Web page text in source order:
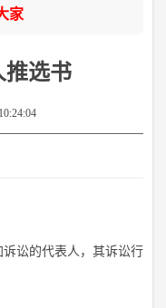
家
推选书
讼的代表人，其诉讼行